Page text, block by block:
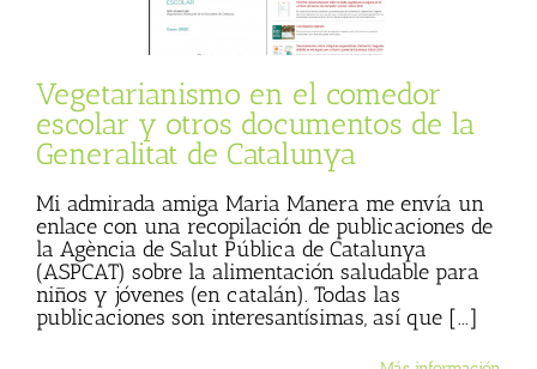
BasultoVegetarianismo en el comedor
escolar y otros documentos de la
Generalitat de Catalunya
Mi admirada amiga Maria Manera me envía un
enlace con una recopilación de publicaciones de
la Agència de Salut Pública de Catalunya
(ASPCAT) sobre la alimentación saludable para
niños y jóvenes (en catalán). Todas las
publicaciones son interesantísimas, así que [...]